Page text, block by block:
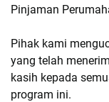
Pinjaman
Pihak kami
yang telah
kasih kepada
program ini.